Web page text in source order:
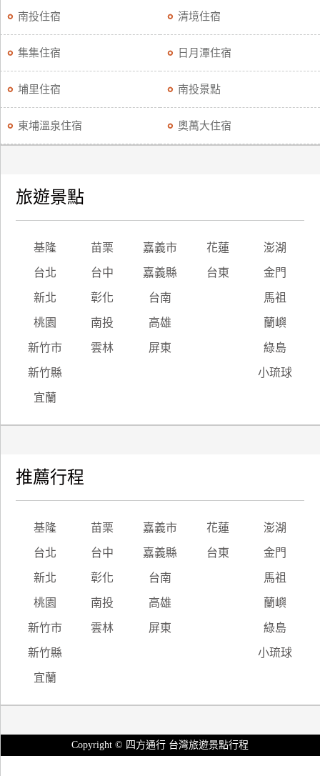
南投住宿 清境住宿
集集住宿 日月潭住宿
埔里住宿 南投景點
東埔溫泉住宿 奧萬大住宿
旅遊景點
基隆 苗栗 嘉義市 花蓮 澎湖
台北 台中 嘉義縣 台東 金門
新北 彰化 台南 馬祖
桃園 南投 高雄 蘭嶼
新竹市 雲林 屏東 綠島
新竹縣 小琉球
宜蘭
推薦行程
基隆 苗栗 嘉義市 花蓮 澎湖
台北 台中 嘉義縣 台東 金門
新北 彰化 台南 馬祖
桃園 南投 高雄 蘭嶼
新竹市 雲林 屏東 綠島
新竹縣 小琉球
宜蘭
Copyright © 四方通行 台灣旅遊景點行程